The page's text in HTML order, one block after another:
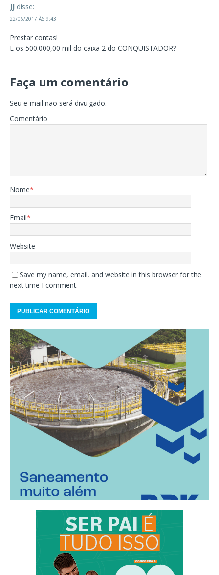
JJ disse:
22/06/2017 ÀS 9:43
Prestar contas!
E os 500.000,00 mil do caixa 2 do CONQUISTADOR?
Faça um comentário
Seu e-mail não será divulgado.
Comentário
Nome*
Email*
Website
Save my name, email, and website in this browser for the
next time I comment.